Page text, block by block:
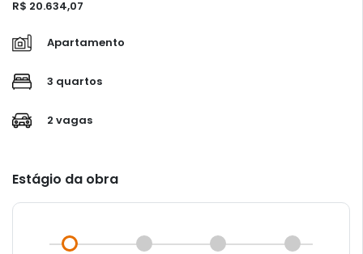
R$ 20.634,07
Apartamento
3 quartos
2 vagas
Estágio da obra